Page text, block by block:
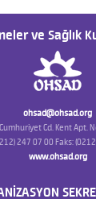
ve Sağlık
ohsad@ohsad.org
Cd. Kent Apt.
247 07 00 Faks:
www.ohsad.org